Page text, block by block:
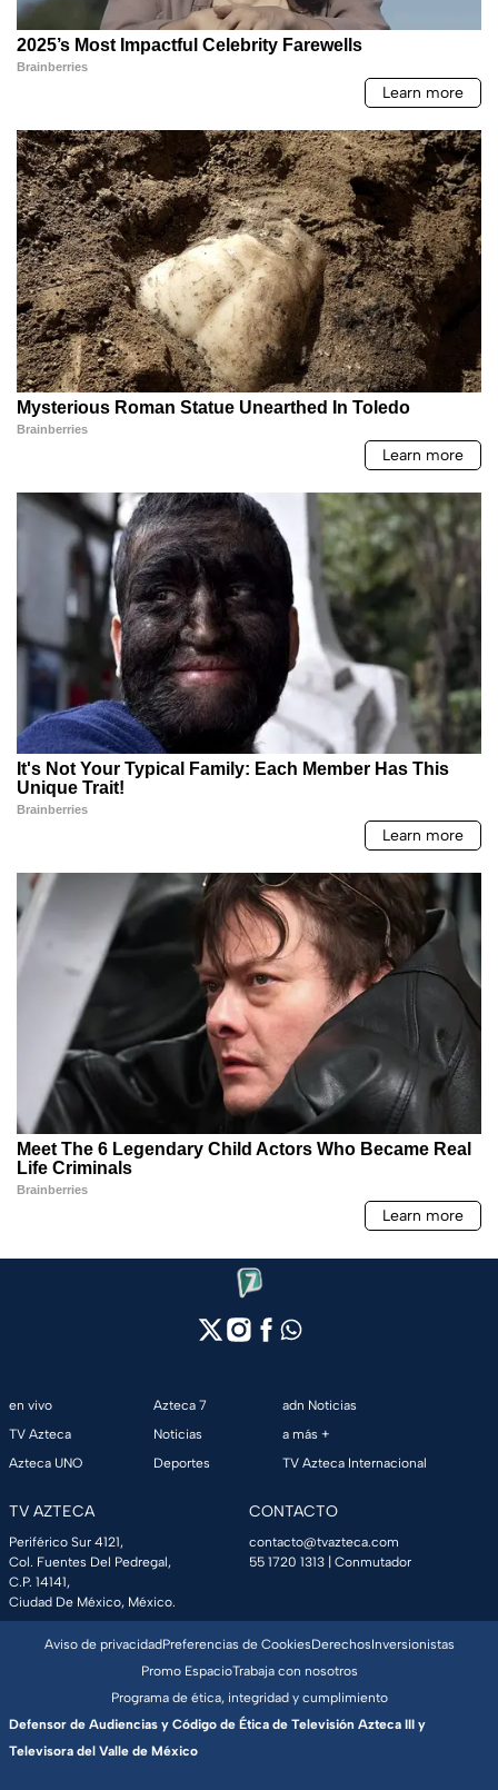
en vivo
TV Azteca
Azteca UNO
Azteca 7
Noticias
Deportes
adn Noticias
a más +
TV Azteca Internacional
TV AZTECA
Periférico Sur 4121,
Col. Fuentes Del Pedregal,
C.P. 14141,
Ciudad De México, México.
CONTACTO
contacto@tvazteca.com
55 1720 1313 | Conmutador
Aviso de privacidadPreferencias de CookiesDerechosInversionistas
Promo EspacioTrabaja con nosotros
Programa de ética, integridad y cumplimiento
Defensor de Audiencias y Código de Ética de Televisión Azteca III y
Televisora del Valle de México